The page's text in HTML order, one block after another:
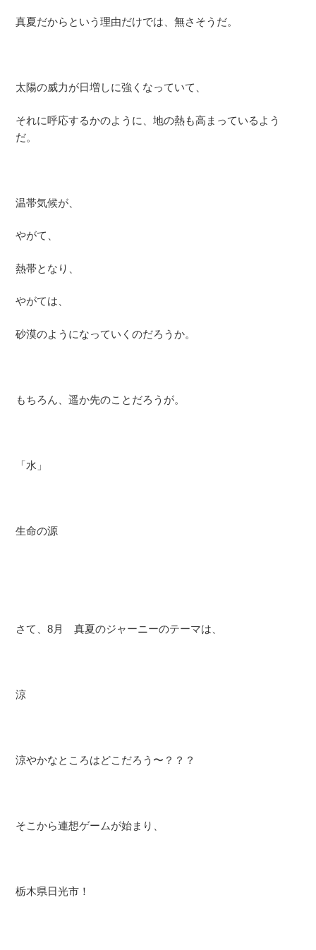
真夏だからという理由だけでは、無さそうだ。
太陽の威力が日増しに強くなっていて、
それに呼応するかのように、地の熱も高まっているよう
だ。
温帯気候が、
やがて、
熱帯となり、
やがては、
砂漠のようになっていくのだろうか。
もちろん、遥か先のことだろうが。
「水」
生命の源
さて、8月 真夏のジャーニーのテーマは、
涼
涼やかなところはどこだろう〜？？？
そこから連想ゲームが始まり、
栃木県日光市！